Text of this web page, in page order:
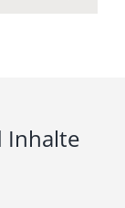
Inhalte